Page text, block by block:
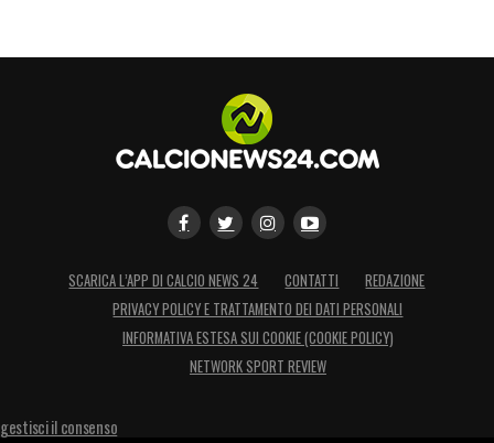
SCARICA L’APP DI CALCIO NEWS 24 CONTATTI
REDAZIONE
PRIVACY POLICY E TRATTAMENTO DEI DATI PERSONALI
INFORMATIVA ESTESA SUI COOKIE (COOKIE POLICY)
NETWORK SPORT REVIEW
gestisci il consenso